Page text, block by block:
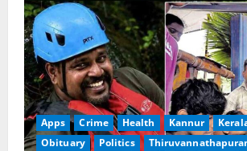
Apps Crime Health Kannur
Obituary
Politics